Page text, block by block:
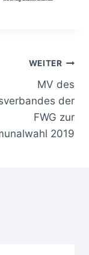
WEITER
MV des
der
FWG zur
2019